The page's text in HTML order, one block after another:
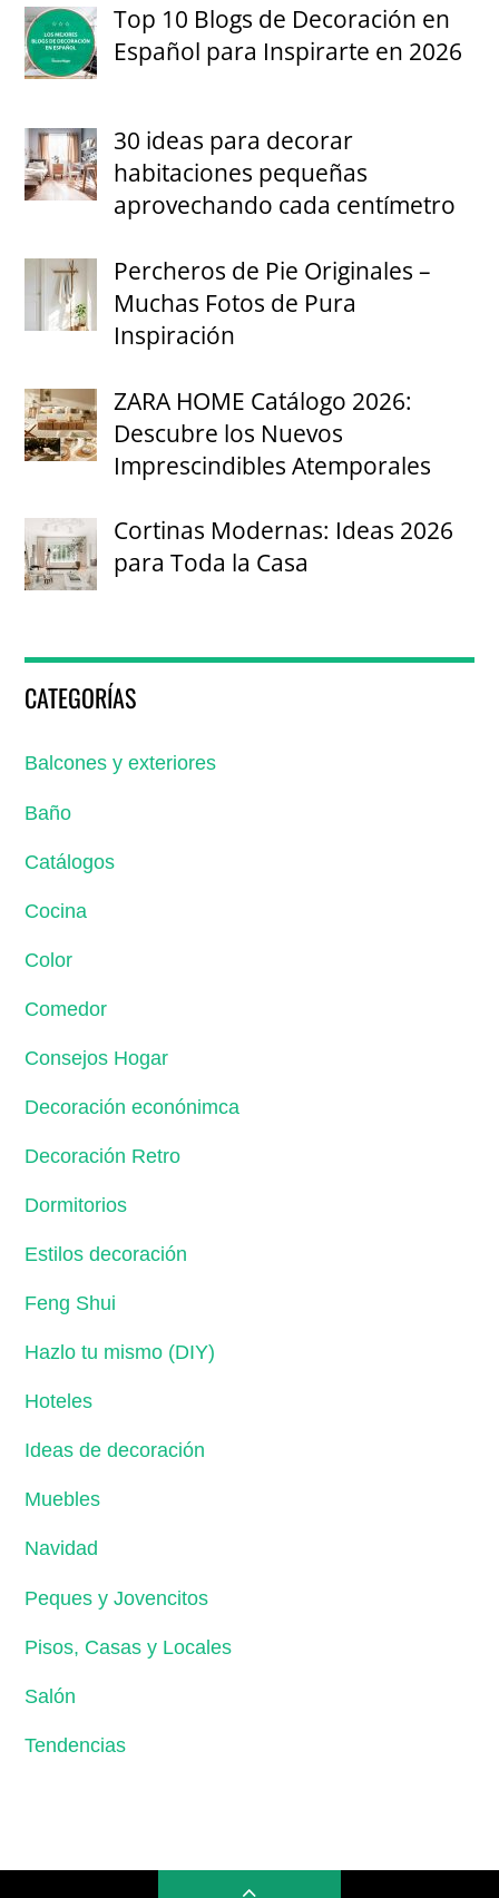
Top 10 Blogs de Decoración en
Español para Inspirarte en 2026
30 ideas para decorar
habitaciones pequeñas
aprovechando cada centímetro
Percheros de Pie Originales –
Muchas Fotos de Pura
Inspiración
ZARA HOME Catálogo 2026:
Descubre los Nuevos
Imprescindibles Atemporales
Cortinas Modernas: Ideas 2026
para Toda la Casa
CATEGORÍAS
Balcones y exteriores
Baño
Catálogos
Cocina
Color
Comedor
Consejos Hogar
Decoración econónimca
Decoración Retro
Dormitorios
Estilos decoración
Feng Shui
Hazlo tu mismo (DIY)
Hoteles
Ideas de decoración
Muebles
Navidad
Peques y Jovencitos
Pisos, Casas y Locales
Salón
Tendencias